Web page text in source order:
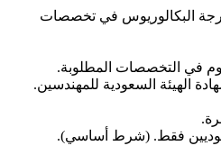
البكالوريوس في تخصصات
في التخصصات المطلوبة.
الهيئة السعودية للمهندسين.
فقط. (شرط أساسي).